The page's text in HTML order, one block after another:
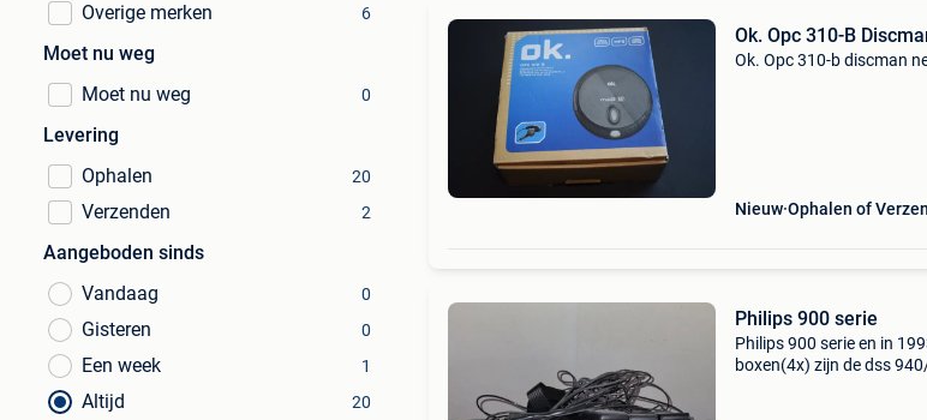
Overige merken 6
Moet nu weg
Moet nu weg
0
Levering
Ophalen
20
Verzenden 2
Aangeboden sinds
Vandaag
0
Gisteren 0
Een week 1
Altijd 20
Ok. Opc 310-B
Ok. Opc 310-b discman
Nieuw Ophalen of
Philips 900 serie
Philips 900 serie en in
boxen(4x) zijn de dss